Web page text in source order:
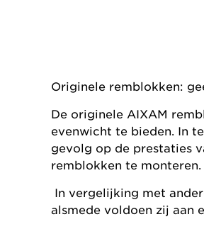
Originele remblokken:
De originele AIXAM
evenwicht te bieden. In
gevolg op de prestaties
remblokken te monteren.
In vergelijking met
alsmede voldoen zij aan